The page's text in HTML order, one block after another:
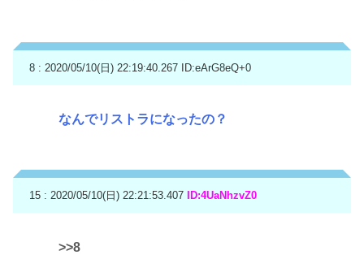
8 : 2020/05/10(日) 22:19:40.267 ID:eArG8eQ+0
なんでリストラになったの？
15 : 2020/05/10(日) 22:21:53.407 ID:4UaNhzvZ0
>>8